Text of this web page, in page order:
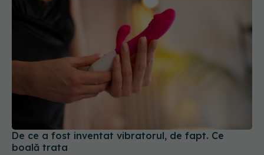
De ce a fost inventat vibratorul, de fapt. Ce
boală trata